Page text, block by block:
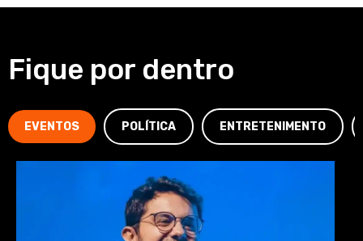
Fique por dentro
EVENTOS POLÍTICA ENTRETENIMENTO